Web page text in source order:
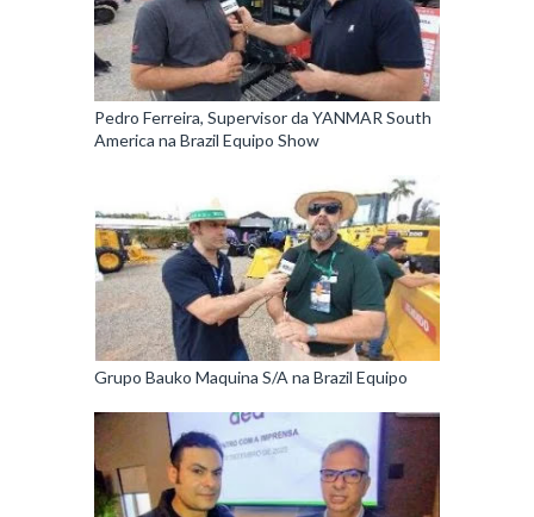
Pedro Ferreira, Supervisor da YANMAR South
America na Brazil Equipo Show
Grupo Bauko Maquina S/A na Brazil Equipo